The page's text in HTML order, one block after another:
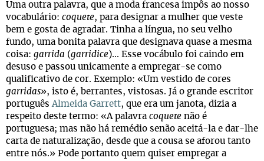
Uma outra palavra, que a moda francesa impôs ao nosso
vocabulário: coquete, para designar a mulher que veste
bem e gosta de agradar. Tinha a língua, no seu velho
fundo, uma bonita palavra que designava quase a mesma
coisa: garrida (garridice)... Esse vocábulo foi caindo em
desuso e passou unicamente a empregar-se como
qualificativo de cor. Exemplo: «Um vestido de cores
garridas», isto é, berrantes, vistosas. Já o grande escritor
portuguêsAlmeida Garrett, que era um janota, dizia a
respeito deste termo: «A palavra coquete não é
portuguesa; mas não há remédio senão aceitá-la e dar-lhe
carta de naturalização, desde que a cousa se aforou tanto
entre nós.» Pode portanto quem quiser empregar a